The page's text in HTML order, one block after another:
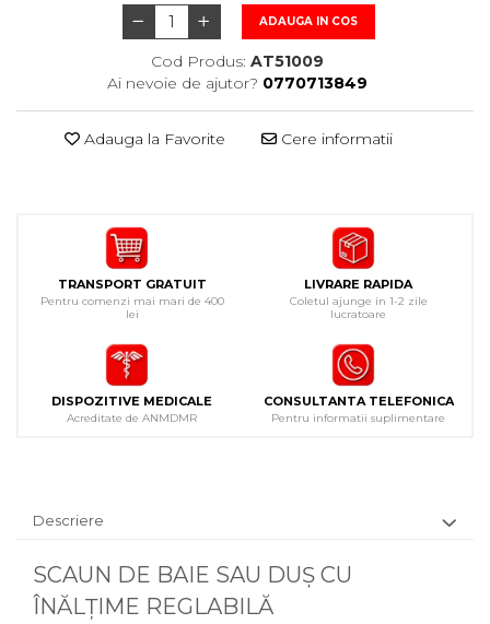
ADAUGA IN COS
Cod Produs: AT51009
Ai nevoie de ajutor? 0770713849
Adauga la Favorite Cere informatii
TRANSPORT GRATUIT
Pentru comenzi mai mari de 400
lei
LIVRARE RAPIDA
Coletul ajunge in 1-2 zile
lucratoare
DISPOZITIVE MEDICALE
Acreditate de ANMDMR
CONSULTANTA TELEFONICA
Pentru informatii suplimentare
Descriere
SCAUN DE BAIE SAU DUȘ CU
ÎNĂLȚIME REGLABILĂ